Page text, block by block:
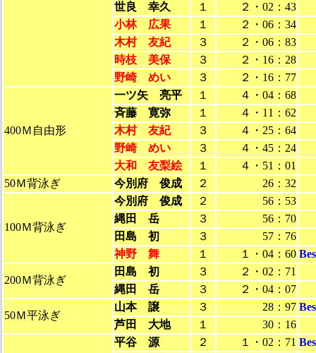
世良 幸久
１
２・02：43
小林 広果
１
２・06：34
木村 友紀
３
２・06：83
時枝 美保
３
２・16：28
野崎 めい
３ ２・16：77
400Ｍ自由形
一ツ矢 亮平 １
４・04：68
斉藤 寛弥
１
４・11：62
木村 友紀
３
４・25：64
野崎 めい
３
４・45：24
大和 友梨絵
１
４・51：01
50Ｍ背泳ぎ
今別府 俊成 ２ 26：32
100Ｍ背泳ぎ
今別府 俊成 ２
56：53
縄田 岳
３
56：70
田島 初
３
57：76
神野 舞
１ １・04：60
200Ｍ背泳ぎ
田島 初 ３
２・02：71
縄田 岳
３ ２・04：07
50Ｍ平泳ぎ
山本 譲 ３ 28：97
芦田 大地
１ 30：16
平谷 源 ２ １・02：71